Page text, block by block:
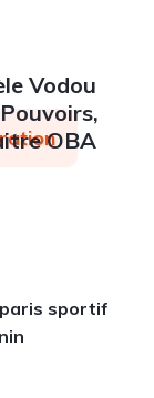
Vodou
OBA
sportif